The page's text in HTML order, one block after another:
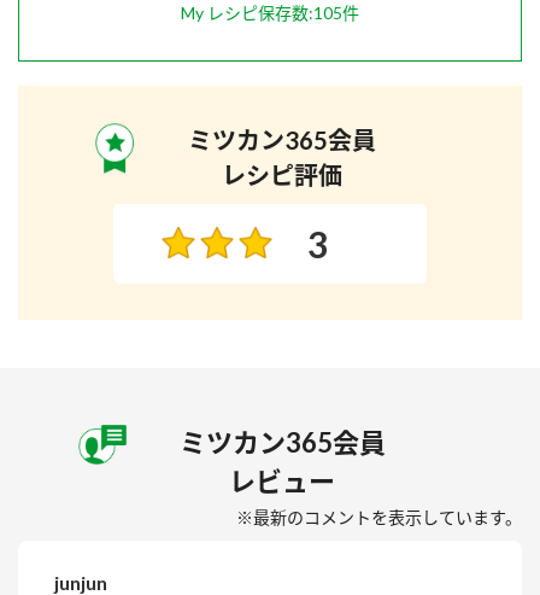
My レシピ保存数:105件
ミツカン365会員
レシピ評価
3
ミツカン365会員
レビュー
※最新のコメントを表示しています。
junjun